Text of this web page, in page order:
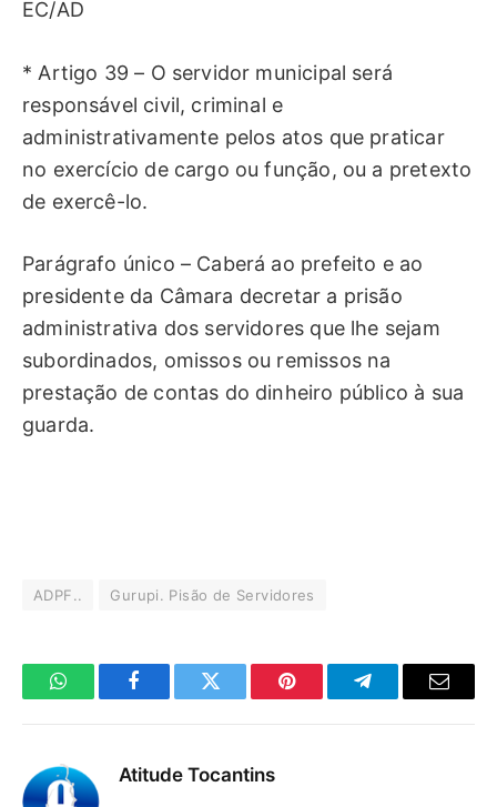
EC/AD
* Artigo 39 – O servidor municipal será
responsável civil, criminal e
administrativamente pelos atos que praticar
no exercício de cargo ou função, ou a pretexto
de exercê-lo.
Parágrafo único – Caberá ao prefeito e ao
presidente da Câmara decretar a prisão
administrativa dos servidores que lhe sejam
subordinados, omissos ou remissos na
prestação de contas do dinheiro público à sua
guarda.
ADPF.. Gurupi. Pisão de Servidores
WhatsAppFacebookTwitter Pinterest TelegramaE-
Atitude Tocantins